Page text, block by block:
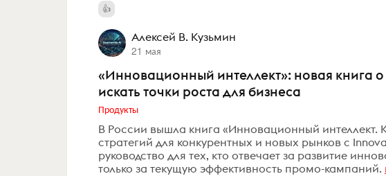
Алексей В. Кузьмин
21 мая
«Инновационный интеллект»: новая книга
искать точки роста для бизнеса
Продукты
В России вышла книга «Инновационный интеллект.
стратегий для конкурентных и новых рынков с
руководство для тех, кто отвечает за развитие
только за текущую эффективность промо-кампаний.